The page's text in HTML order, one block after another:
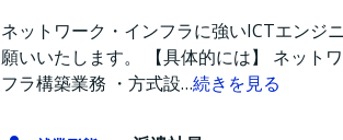
ネットワーク・インフラに強いICTエンジ
願いいたします。 【具体的には】 ネット
フラ構築業務 ・方式設…続きを見る